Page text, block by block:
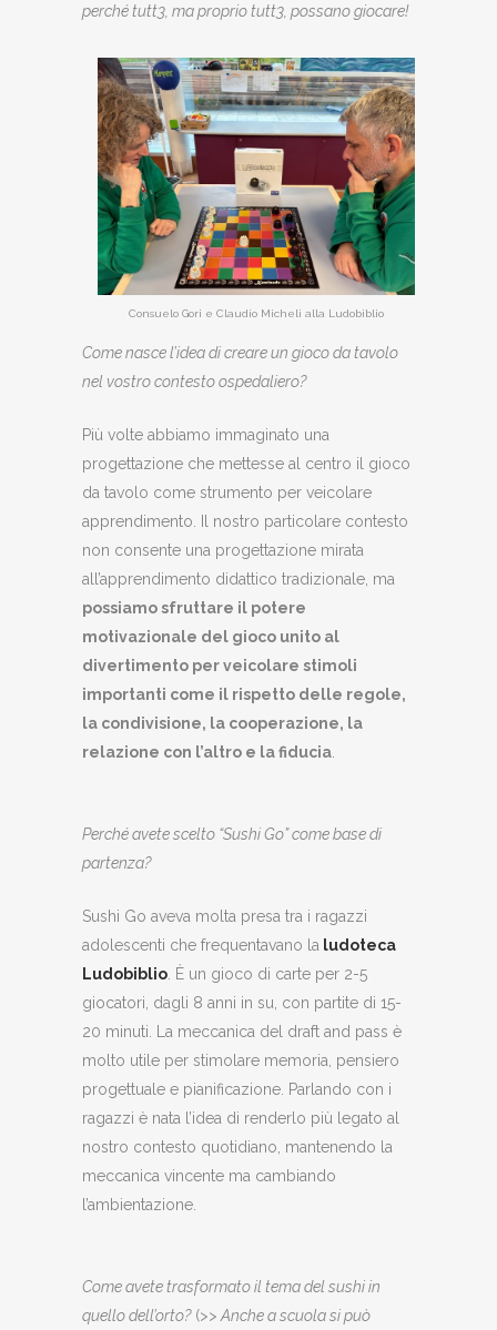
perché tutt3, ma proprio tutt3, possano giocare!
Consuelo Gori e Claudio Micheli alla Ludobiblio
Come nasce l’idea di creare un gioco da tavolo
nel vostro contesto ospedaliero?
Più volte abbiamo immaginato una
progettazione che mettesse al centro il gioco
da tavolo come strumento per veicolare
apprendimento. Il nostro particolare contesto
non consente una progettazione mirata
all’apprendimento didattico tradizionale, ma
possiamo sfruttare il potere
motivazionale del gioco unito al
divertimento per veicolare stimoli
importanti come il rispetto delle regole,
la condivisione, la cooperazione, la
relazione con l’altro e la fiducia
Perché avete scelto “Sushi Go” come base di
partenza?
Sushi Go aveva molta presa tra i ragazzi
adolescenti che frequentavano la ludoteca
Ludobiblio . È un gioco di carte per 2-5
giocatori, dagli 8 anni in su, con partite di 15-
20 minuti. La meccanica del draft and pass è
molto utile per stimolare memoria, pensiero
progettuale e pianificazione. Parlando con i
ragazzi è nata l’idea di renderlo più legato al
nostro contesto quotidiano, mantenendo la
meccanica vincente ma cambiando
l’ambientazione.
Come avete trasformato il tema del sushi in
quello dell’orto?(>> Anche a scuola si può